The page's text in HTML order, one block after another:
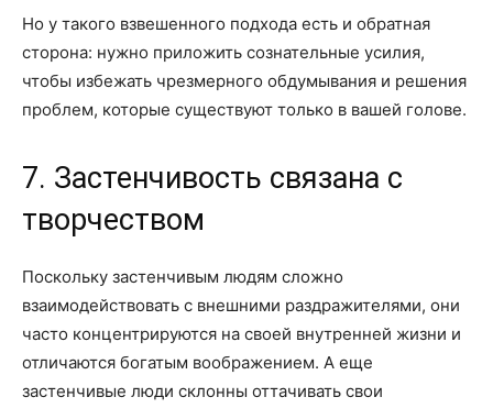
Но у такого взвешенного подхода есть и обратная
сторона: нужно приложить сознательные усилия,
чтобы избежать чрезмерного обдумывания и решения
проблем, которые существуют только в вашей голове.
7. Застенчивость связана с
творчеством
Поскольку застенчивым людям сложно
взаимодействовать с внешними раздражителями, они
часто концентрируются на своей внутренней жизни и
отличаются богатым воображением. А еще
застенчивые люди склонны оттачивать свои